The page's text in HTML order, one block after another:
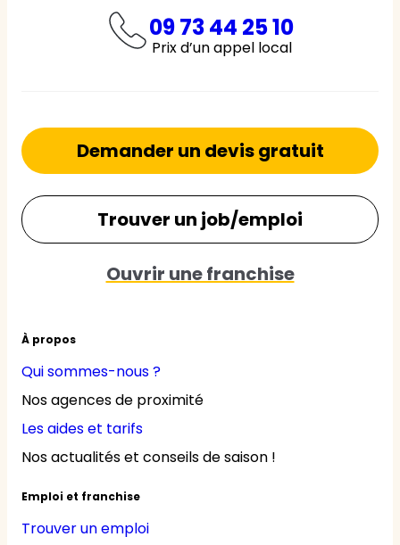
09 73 44 25 10
Prix d’un appel local
À propos
Qui sommes-nous ?
Nos agences de proximité
Les aides et tarifs
Nos actualités et conseils de saison !
Emploi et franchise
Trouver un emploi
Demander un devis gratuit
Trouver un job/emploi
Ouvrir une franchise